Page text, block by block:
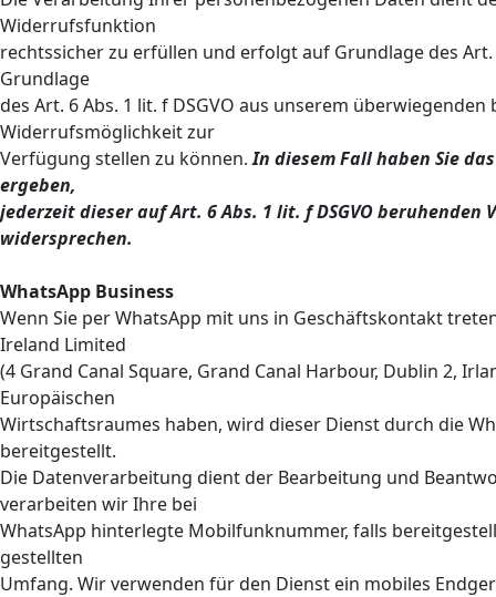
Widerrufsfunktion
rechtssicher zu erfüllen und erfolgt auf Grundlage des
Grundlage
des Art. 6 Abs. 1 lit. f DSGVO aus unserem
Widerrufsmöglichkeit zur
Verfügung stellen zu können.In diesem Fall haben Sie
ergeben,
jederzeit dieser auf Art. 6 Abs. 1 lit. f DSGVO
widersprechen.
WhatsApp Business
Wenn Sie per WhatsApp mit uns in Geschäftskontakt
Ireland Limited
(4 Grand Canal Square, Grand Canal Harbour, Dublin 2,
Europäischen
Wirtschaftsraumes haben, wird dieser Dienst durch die
bereitgestellt.
Die Datenverarbeitung dient der Bearbeitung und
verarbeiten wir Ihre bei
WhatsApp hinterlegte Mobilfunknummer, falls
gestellten
Umfang. Wir verwenden für den Dienst ein mobiles